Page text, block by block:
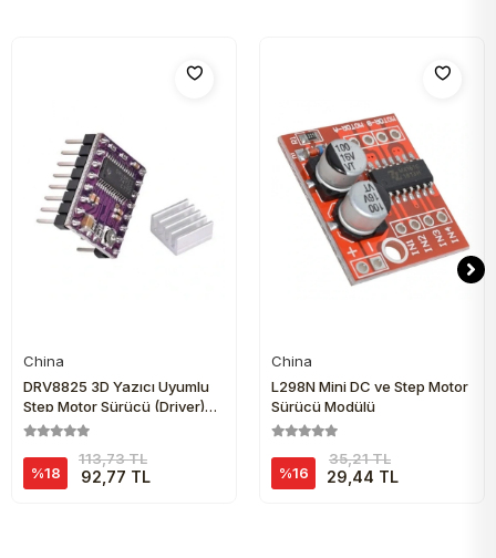
China
DRV8825 3D Yazıcı Uyumlu
Step Motor Sürücü (Driver)
Kart Modülü
%18
113,73 TL
92,77 TL
China
L298N Mini DC ve Step Motor
Sürücü Modülü
%16
35,21 TL
29,44 TL